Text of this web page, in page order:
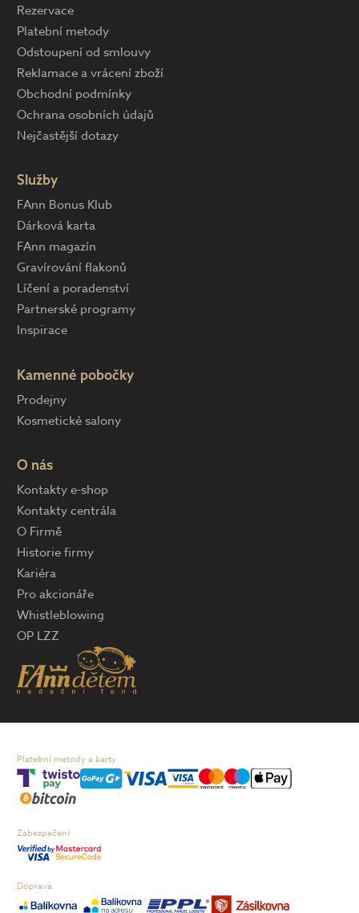
Rezervace
Platební metody
Odstoupení od smlouvy
Reklamace a vrácení zboží
Obchodní podmínky
Ochrana osobních údajů
Nejčastější dotazy
Služby
FAnn Bonus Klub
Dárková karta
FAnn magazín
Gravírování flakonů
Líčení a poradenství
Partnerské programy
Inspirace
Kamenné pobočky
Prodejny
Kosmetické salony
O nás
Kontakty e-shop
Kontakty centrála
O Firmě
Historie firmy
Kariéra
Pro akcionáře
Whistleblowing
OP LZZ
Platební metody a karty
Zabezpečení
Doprava